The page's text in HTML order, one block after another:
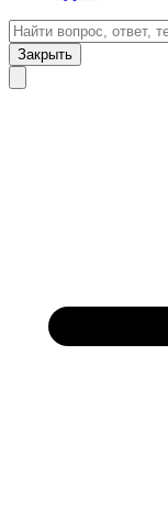
Закрыть